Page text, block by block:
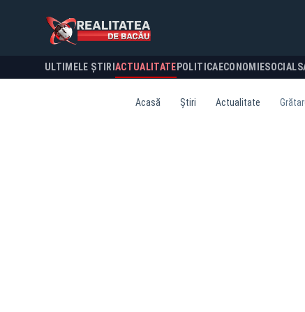
ULTIMELE ȘTIRI ACTUALITATE POLITICA ECONOMIESOCIAL
Acasă Știri Actualitate